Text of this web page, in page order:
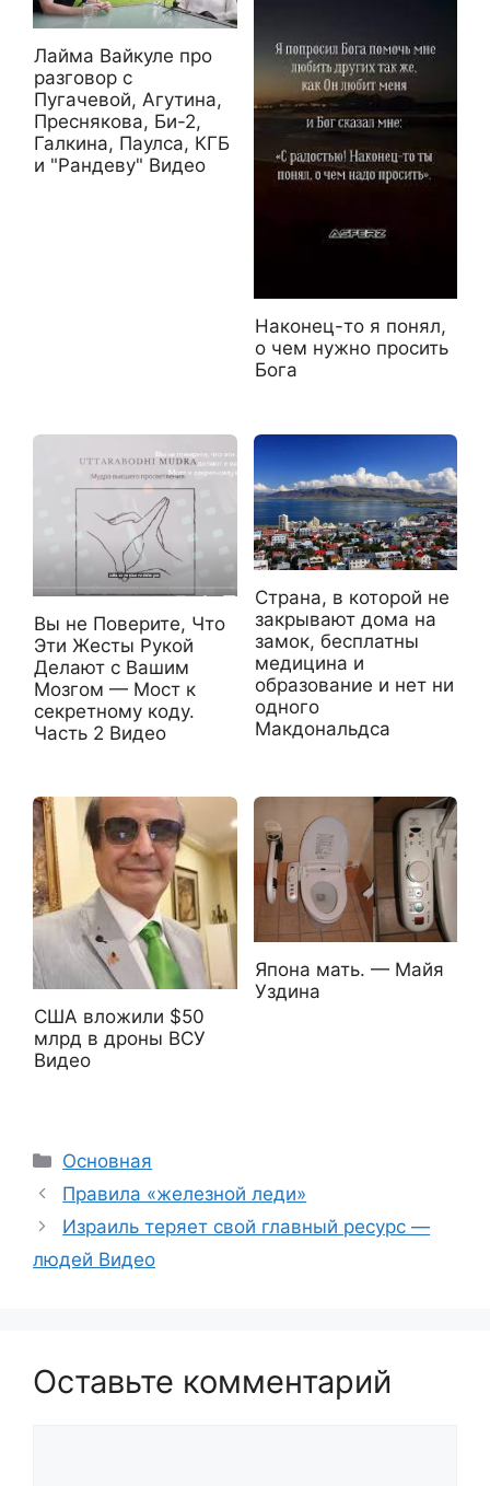
Лайма Вайкуле про
разговор с
Пугачевой, Агутина,
Преснякова, Би-2,
Галкина, Паулса, КГБ
и "Рандеву" Видео
Наконец-то я понял,
о чем нужно просить
Бога
Вы не Поверите, Что
Эти Жесты Рукой
Делают с Вашим
Мозгом — Мост к
секретному коду.
Часть 2 Видео
Страна, в которой не
закрывают дома на
замок, бесплатны
медицина и
образование и нет ни
одного
Макдональдса
США вложили $50
млрд в дроны ВСУ
Видео
Япона мать. — Майя
Уздина
Рубрики
Основная
Правила «железной леди»
Израиль теряет свой главный ресурс —
людей Видео
Оставьте комментарий